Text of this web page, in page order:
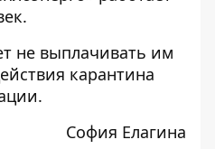
не выплачивать им
карантина
София Елагина